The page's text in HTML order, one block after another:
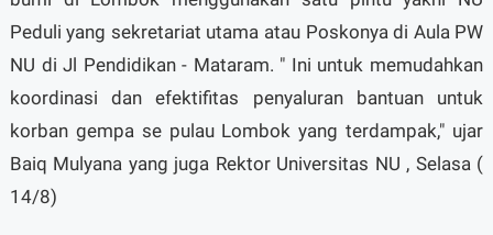
Peduli yang sekretariat utama atau Poskonya di Aula PW
NU di Jl Pendidikan - Mataram. " Ini untuk memudahkan
koordinasi dan efektifitas penyaluran bantuan untuk
korban gempa se pulau Lombok yang terdampak," ujar
Baiq Mulyana yang juga Rektor Universitas NU , Selasa (
14/8)